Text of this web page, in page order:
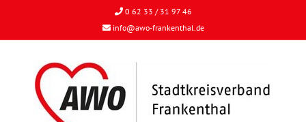
0 62 33 / 31 97 46
info@awo-frankenthal.de